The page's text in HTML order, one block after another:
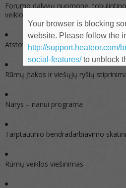
Forumo dalyvių nuomone,
veiklos:
Atstovavimas verslo interesams
Rūmų įtakos ir viešųjų ryšių
Narys – nariui programa
Tarptautinio bendradarbiavimo
Rūmų veiklos viešinimas
Your browser is blocking
website. Please follow the
http://support.heateor.com/
social-features/to unblock